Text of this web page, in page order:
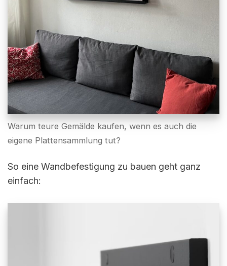
Warum teure Gemälde kaufen, wenn es auch die
eigene Plattensammlung tut?
So eine Wandbefestigung zu bauen geht ganz
einfach: